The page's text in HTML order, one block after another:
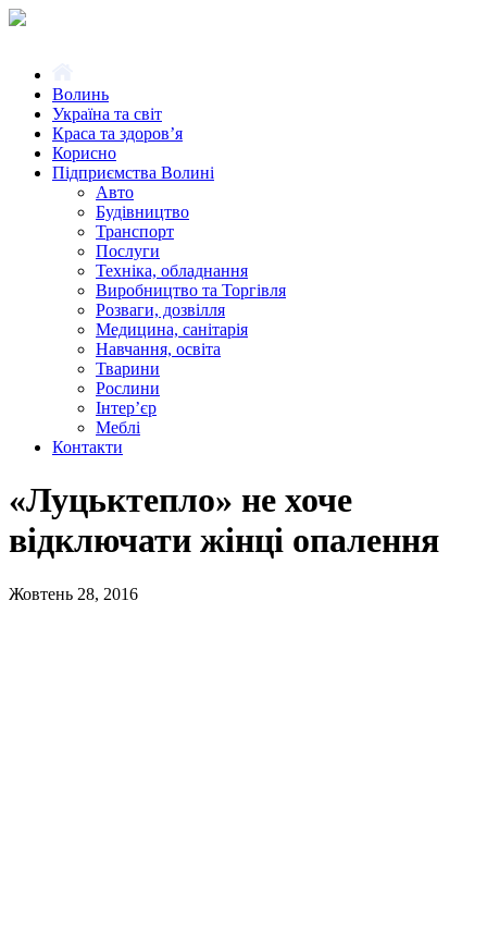
Волинь
Україна та світ
Краса та здоров’я
Корисно
Підприємства Волині
Авто
Будівництво
Транспорт
Послуги
Техніка, обладнання
Виробництво та Торгівля
Розваги, дозвілля
Медицина, санітарія
Навчання, освіта
Тварини
Рослини
Інтер’єр
Меблі
Контакти
«Луцьктепло» не хоче
відключати жінці опалення
Жовтень 28, 2016